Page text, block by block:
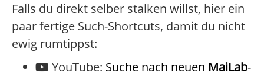
Falls du direkt selber stalken willst, hier ein
paar fertige Such-Shortcuts, damit du nicht
ewig rumtippst:
YouTube: Suche nach neuen MaiLab-